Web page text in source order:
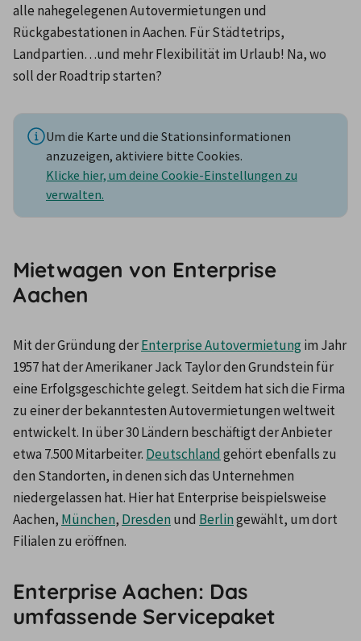
alle nahegelegenen Autovermietungen und
Rückgabestationen in Aachen. Für Städtetrips,
Landpartien…und mehr Flexibilität im Urlaub! Na, wo
soll der Roadtrip starten?
Um die Karte und die Stationsinformationen
anzuzeigen, aktiviere bitte Cookies.
Klicke hier, um deine Cookie-Einstellungen zu
verwalten.
Mietwagen von Enterprise
Aachen
Mit der Gründung der Enterprise Autovermietung im Jahr
1957 hat der Amerikaner Jack Taylor den Grundstein für
eine Erfolgsgeschichte gelegt. Seitdem hat sich die Firma
zu einer der bekanntesten Autovermietungen weltweit
entwickelt. In über 30 Ländern beschäftigt der Anbieter
etwa 7.500 Mitarbeiter. Deutschland gehört ebenfalls zu
den Standorten, in denen sich das Unternehmen
niedergelassen hat. Hier hat Enterprise beispielsweise
Aachen, München, Dresden und Berlin gewählt, um dort
Filialen zu eröffnen.
Enterprise Aachen: Das
umfassende Servicepaket